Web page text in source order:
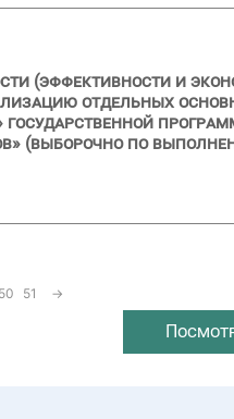
(эффективности и
отдельных
государственной
(выборочно по
50 51 →